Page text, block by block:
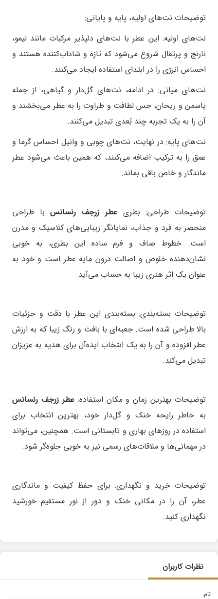
توضیحات نت‌های اولیه، پایه و پایانی:
نت‌های اولیه: این عطر با نت‌های دلپذیر مرکبات مانند لیمو،
نارنج و پرتقال شروع می‌شود که تازه و شاداب‌کننده هستند و
احساس انرژی را در ابتدای استفاده ایجاد می‌کنند.
نت‌های میانی: در ادامه، نت‌های گل‌دار و گیاهی، از جمله
یاسمن و ریحان، حس لطافت و طراوت را به عطر می‌بخشند و
آن را به یک تجربه چند بُعدی تبدیل می‌کنند.
نت‌های پایه: در نهایت، نت‌های چوبی و وانیل احساس گرما و
عمق را به ترکیب اضافه می‌کنند، که همین باعث می‌شود عطر
ماندگار و خاص باقی بماند.
توضیحات طراحی: بطریعطر زرجف رنسانسبا طراحی
منحصر به فرد و جذاب، نمایانگر زیبایی‌های کلاسیک و مدرن
است. خطوط صاف و فرم ساده این بطری، به خوبی
نشان‌دهنده خلوص و اصالت درون مایه عطر است و خود به
عنوان یک اثر هنری زیبا به حساب می‌آید.
توضیحات بسته‌بندی: بسته‌بندی این عطر با دقت و جزئیات
بالا طراحی شده است. جعبه‌ای با بافت و رنگ زیبا که به ارزش
عطر افزوده و آن را به یک انتخاب ایده‌آل برای هدیه به عزیزان
تبدیل می‌کند.
توضیحات بهترین زمان و مکان استفاده:عطر زرجف رنسانس
به خاطر رایحه خنک و گل‌دار خود، بهترین انتخاب برای
استفاده در روزهای بهاری و تابستانی است. همچنین، می‌تواند
در مهمانی‌ها و ملاقات‌های رسمی نیز به خوبی جلوه‌گر شود.
توضیحات خرید و نگهداری: برای حفظ کیفیت و ماندگاری
عطر، آن را در مکانی خنک و دور از نور مستقیم خورشید
نگهداری کنید.
نظرات کاربران
نام: